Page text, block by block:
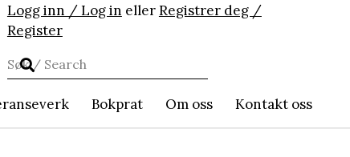
Logg inn / Log in ellerRegistrer deg /
Register
Bokprat Om oss Kontakt oss